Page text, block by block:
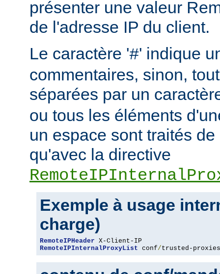
présenter une valeur
de l'adresse IP du client.
Le caractère '#' indique
commentaires, sinon,
séparées par un
ou tous les éléments
un espace sont traités
qu'avec la directive
Exemple à usage
charge)
RemoteIPHeader
RemoteIPInternalProxyList conf/trusted-proxies